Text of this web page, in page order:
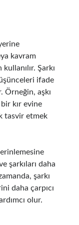
kavram
Şarkı
ifade
Örneğin, aşkı
kır evine
tasvir etmek
şarkıları daha
şarkı
daha çarpıcı
olur.